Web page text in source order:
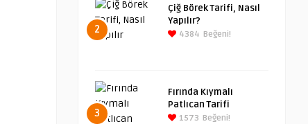
2
Çiğ Börek Tarifi, Nasıl
Yapılır?
4384 Beğeni!
3
Fırında Kıymalı
Patlıcan Tarifi
1573 Beğeni!